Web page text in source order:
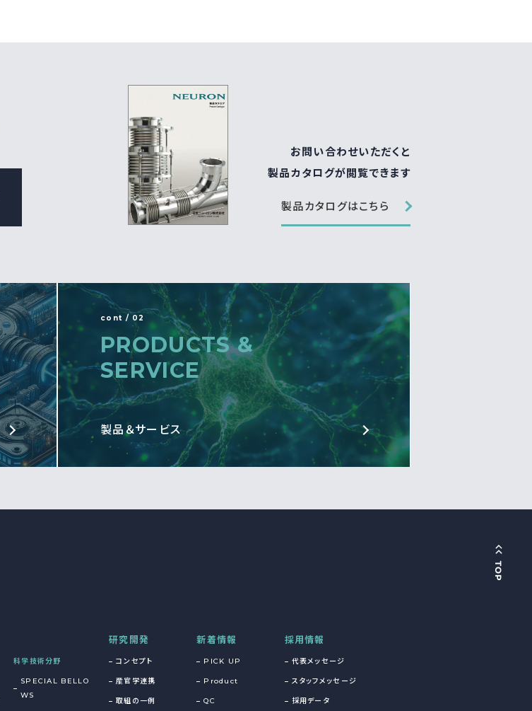
お問い合わせいただくと
製品カタログが閲覧できます
製品カタログはこちら
cont / 02
PRODUCTS &
SERVICE
製品＆サービス
科学技術分野
SPECIAL BELLO
WS
研究開発
コンセプト
産官学連携
取組の一例
新着情報
PICK UP
Product
QC
採用情報
代表メッセージ
スタッフメッセージ
採用データ